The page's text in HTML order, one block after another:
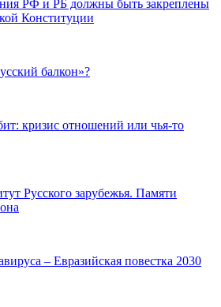
РФ и РБ должны быть закреплены
Конституции
балкон»?
кризис отношений или чья-то
Русского зарубежья. Памяти
– Евразийская повестка 2030